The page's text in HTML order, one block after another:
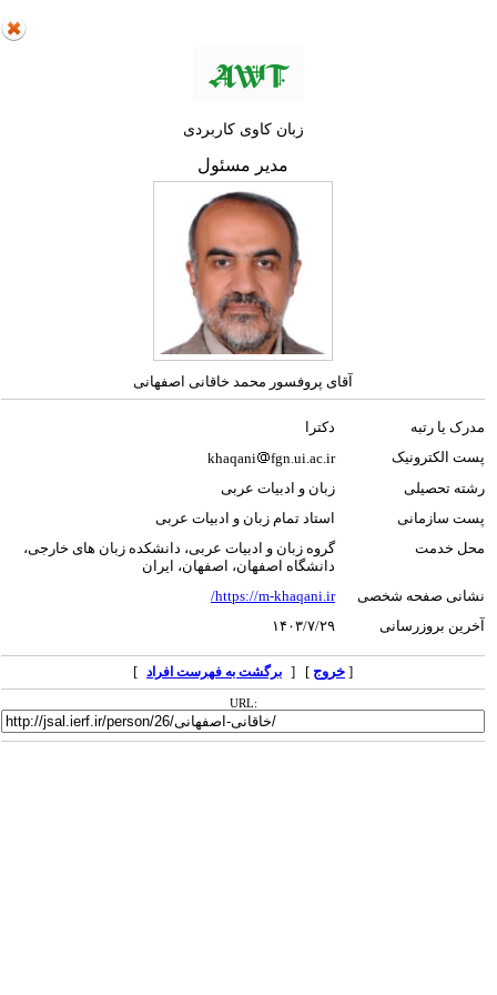
زبان‌ کاوی کاربردی
مدیر مسئول
آقای پروفسور محمد خاقانی اصفهانی
مدرک یا رتبه
دکترا
پست الکترونیک
khaqani
fgn.ui.ac.ir
رشته تحصیلی
زبان و ادبیات عربی
پست سازمانی
استاد تمام زبان و ادبیات عربی
محل خدمت
گروه زبان و ادبیات عربی، دانشکده زبان های خارجی،
دانشگاه اصفهان، اصفهان، ایران
نشانی صفحه شخصی
https://m-khaqani.ir/
آخرین بروزرسانی
۱۴۰۳/۷/۲۹
خروج] [ برگشت به فهرست افراد ]
URL: